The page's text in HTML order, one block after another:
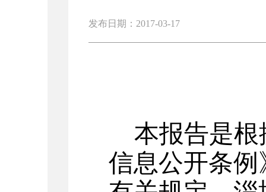
发布日期：2017-03-17
本报告是
信息公开条